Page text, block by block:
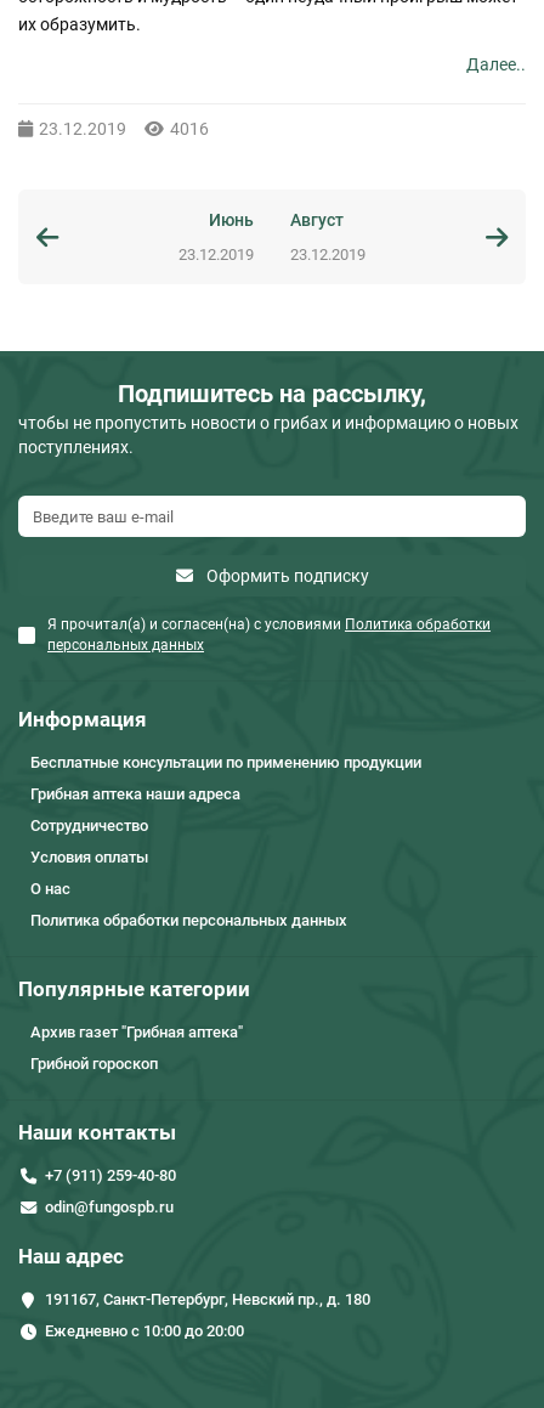
их образумить.
Далее..
23.12.2019 4016
Июнь
23.12.2019
Август
23.12.2019
Подпишитесь на рассылку,
чтобы не пропустить новости о грибах и информацию о новых
поступлениях.
Оформить подписку
Я прочитал(а) и согласен(на) с условиями Политика обработки
персональных данных
Информация
Бесплатные консультации по применению продукции
Грибная аптека наши адреса
Сотрудничество
Условия оплаты
О нас
Политика обработки персональных данных
Популярные категории
Архив газет "Грибная аптека"
Грибной гороскоп
Наши контакты
+7 (911) 259-40-80
odin@fungospb.ru
Наш адрес
191167, Санкт-Петербург, Невский пр., д. 180
Ежедневно с 10:00 до 20:00